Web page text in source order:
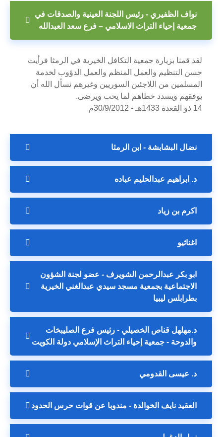
نواف الظفيري - رئيس اللجنة العينية والصدقات في
جمعية إحياء التراث الاسلامي – فرع سعد العبدالله
لقد قمنا بزيارة جمعية التكافل الخيرية في الرمثا فرأيت
حسن التنظيم والعمل المنظم والعمل الدؤوب لخدمة
المسلمين من اللاجئين السوريين وغيرهم نسأل الله أن
يوفقهم ويسدد خطاهم لما يحب ويرضى.
14 ذو القعدة 1433هـ - 30/9/2012م
نضال البشابشة - ابن الرمثا
د. ابراهيم عبدالحليم عباده
اكرم بن زياد
اغناثيو
ابو بكر عبدالرحمن الشويرف - عضو لجنة الشؤون
الاجتماعية بجمعية مسجد سيدي عبدالغني الخيرية
بطرابلس ليبيا
د.مهلهل قناص الخصيلي - رئيس فرع الصليبخات
والدوحة - جمعية إحياء التراث الإسلامي دولة الكويت
د. عيسى القدومي
العقيد نايف الخوالدة - مندوبا عن قوات حرس الحدود